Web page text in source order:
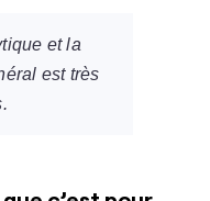
et la
est très